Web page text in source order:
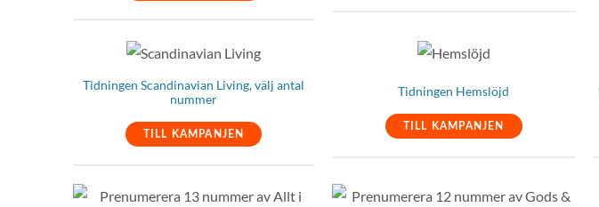
Tidningen Scandinavian Living, välj antal
nummer
TILL KAMPANJEN
Tidningen Hemslöjd
TILL KAMPANJEN